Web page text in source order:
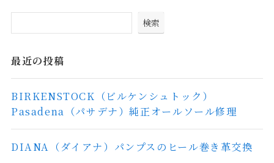
検索
最近の投稿
BIRKENSTOCK（ビルケンシュトック）
Pasadena（パサデナ）純正オールソール修理
DIANA（ダイアナ）パンプスのヒール巻き革交換